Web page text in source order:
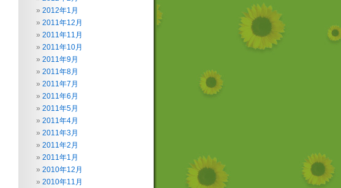
2012年1月
2011年12月
2011年11月
2011年10月
2011年9月
2011年8月
2011年7月
2011年6月
2011年5月
2011年4月
2011年3月
2011年2月
2011年1月
2010年12月
2010年11月